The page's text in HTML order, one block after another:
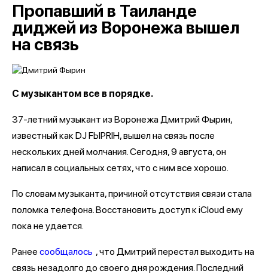
Пропавший в Таиланде
диджей из Воронежа вышел
на связь
С музыкантом все в порядке.
37-летний музыкант из Воронежа Дмитрий Фырин,
известный как DJ FЫРRIН, вышел на связь после
нескольких дней молчания. Сегодня, 9 августа, он
написал в социальных сетях, что с ним все хорошо.
По словам музыканта, причиной отсутствия связи стала
поломка телефона. Восстановить доступ к iCloud ему
пока не удается.
Ранее сообщалось , что Дмитрий перестал выходить на
связь незадолго до своего дня рождения. Последний